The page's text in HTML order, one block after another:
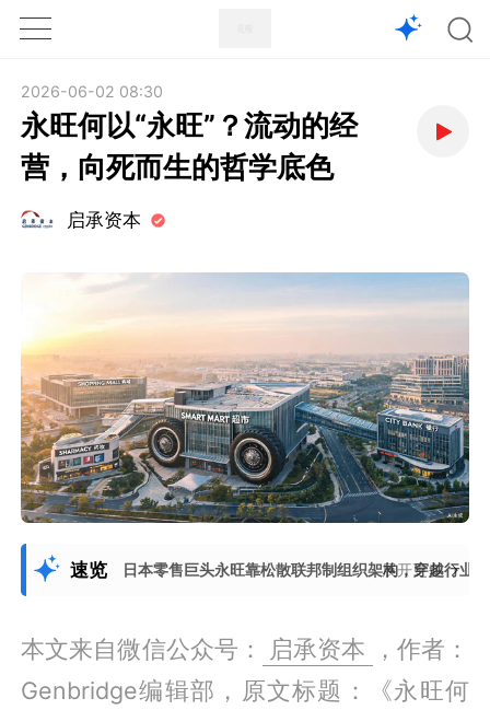
1X
2026-06-02 08:30
永旺何以“永旺”？流动的经
营，向死而生的哲学底色
启承资本
速览 日本零售巨头永旺靠松散联邦制组织架构，穿越行业
展开更多
本文来自微信公众号： 启承资本
，作者：
Genbridge编辑部，原文标题：《永旺何